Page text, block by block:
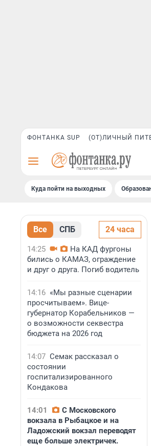
ФОНТАНКА SUP (ОТ)ЛИЧНЫЙ
Куда пойти на выходных
Все СПБ 24 часа
14:25
На КАД фургоны
бились о КАМАЗ, ограждение
и друг о друга. Погиб водитель
14:16 «Мы разные сценарии
просчитываем». Вице-
губернатор Корабельников —
о возможности секвестра
бюджета на 2026 год
14:07 Семак рассказал о
состоянии
госпитализированного
Кондакова
14:01
С Московского
вокзала в Рыбацкое и на
Ладожский вокзал переводят
еще больше электричек.